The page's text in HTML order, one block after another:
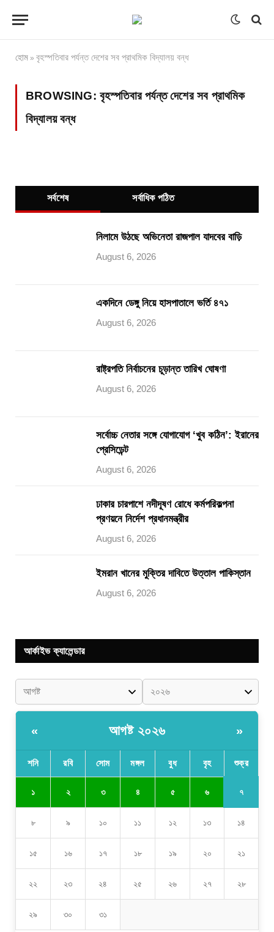
হোম » বৃহস্পতিবার পর্যন্ত দেশের সব প্রাথমিক বিদ্যালয় বন্ধ
BROWSING: বৃহস্পতিবার পর্যন্ত দেশের সব প্রাথমিক
বিদ্যালয় বন্ধ
সর্বশেষ সর্বাধিক পঠিত
নিলামে উঠছে অভিনেতা রাজপাল যাদবের বাড়ি
August 6, 2026
একদিনে ডেঙ্গু নিয়ে হাসপাতালে ভর্তি ৪৭১
August 6, 2026
রাষ্ট্রপতি নির্বাচনের চূড়ান্ত তারিখ ঘোষণা
August 6, 2026
সর্বোচ্চ নেতার সঙ্গে যোগাযোগ ‘খুব কঠিন’: ইরানের
প্রেসিডেন্ট
August 6, 2026
ঢাকার চারপাশে নদীদূষণ রোধে কর্মপরিকল্পনা
প্রণয়নে নির্দেশ প্রধানমন্ত্রীর
August 6, 2026
ইমরান খানের মুক্তির দাবিতে উত্তাল পাকিস্তান
August 6, 2026
আর্কাইভ ক্যালেন্ডার
« আগষ্ট ২০২৬ »
শনি রবি সোম মঙ্গল বুধ বৃহ শুক্র
১ ২ ৩ ৪ ৫ ৬ ৭
৮ ৯ ১০ ১১ ১২ ১৩ ১৪
১৫ ১৬ ১৭ ১৮ ১৯ ২০ ২১
২২ ২৩ ২৪ ২৫ ২৬ ২৭ ২৮
২৯ ৩০ ৩১